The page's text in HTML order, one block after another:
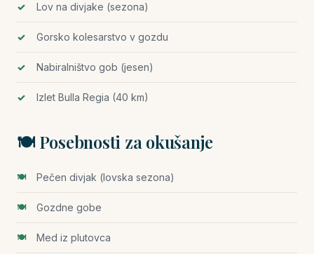
Lov na divjake (sezona)
Gorsko kolesarstvo v gozdu
Nabiralništvo gob (jesen)
Izlet Bulla Regia (40 km)
🍽️ Posebnosti za okušanje
Pečen divjak (lovska sezona)
Gozdne gobe
Med iz plutovca